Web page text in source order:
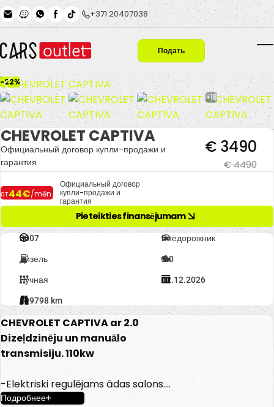
Skip to main content+371 20407038
Подать
заявку
-22%
+18
CHEVROLET CAPTIVA
Официальный договор купли-продажи и
гарантия
€ 4490
€ 3490
от44€/mēn.
Официальный договор
купли-продажи и
гарантия
Pieteikties finansējumam
2007 Внедорожник
Дизель 2.0
Ручная 02.12.2026
299798 km
CHEVROLET CAPTIVA ar 2.0
Dizeļdzinēju un manuālo
transmisiju. 110kw
-Elektriski regulējams ādas salons.
-Elektriski regulējami logi.
Подробнее